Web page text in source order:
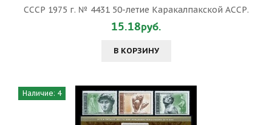
СССР 1975 г. № 4431 50-летие Каракалпакской АССР.
15.18руб.
В КОРЗИНУ
Наличие: 4